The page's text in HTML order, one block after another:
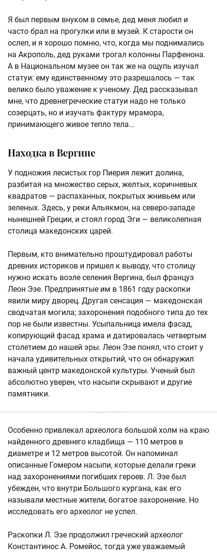
Я был первым внуком в семье, дед меня любил и
часто брал на прогулки или в музей. К старости он
ослеп, и я хорошо помню, что, когда мы поднимались
на Акрополь, дед руками трогал колонны Парфенона.
А в Национальном музее он так же на ощупь изучал
статуи: ему единственному это разрешалось — так
велико было уважение к ученому. Дед рассказывал
мне, что древнегреческие статуи надо не только
созерцать, но и изучать фактуру мрамора,
принимающего живое тепло тела...
Находка в Вергине
У подножия лесистых гор Пиерия лежит долина,
разбитая на множество серых, желтых, коричневых
квадратов — распаханных, покрытых жнивьем или
зеленых. Здесь, у реки Альякмон, на северо-западе
нынешней Греции, и стоял город Эги — великолепная
столица македонских царей.
Первым, кто внимательно проштудировал работы
древних историков и пришел к выводу, что столицу
нужно искать возле селения Вергина, был француз
Леон Эзе. Предпринятые им в 1861 году раскопки
явили миру дворец. Другая сенсация — македонская
сводчатая могила; захоронения подобного типа до тех
пор не были известны. Усыпальница имела фасад,
копирующий фасад храма и датировалась четвертым
столетием до нашей эры. Леон Эзе понял, что стоит у
начала удивительных открытий, что он обнаружил
важный центр македонской культуры. Ученый был
абсолютно уверен, что насыпи скрывают и другие
памятники.
Особенно привлекал археолога большой холм на краю
найденного древнего кладбища — 110 метров в
диаметре и 12 метров высотой. Он напоминал
описанные Гомером насыпи, которые делали греки
над захоронениями погибших героев. Л. Эзе был
убежден, что внутри Большого кургана, как его
называли местные жители, богатое захоронение. Но
исследовать его археолог не успел.
Раскопки Л. Эзе продолжил греческий археолог
Константинос А. Ромейос, тогда уже уважаемый